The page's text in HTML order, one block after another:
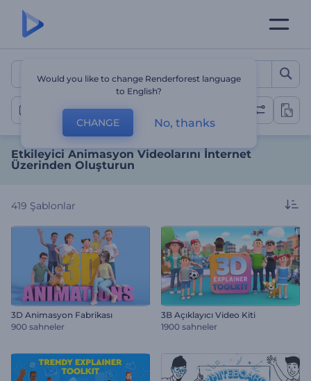
Etkileyici Animasyon
Animasyon Videoları
Etkileyici Animasyon Videolarını İnternet
Üzerinden Oluşturun
419 Şablonlar
3D Animasyon Fabrikası
900 sahneler
3B Açıklayıcı Video Kiti
1900 sahneler
Would you like to change Renderforest language
to English?
CHANGE No, thanks